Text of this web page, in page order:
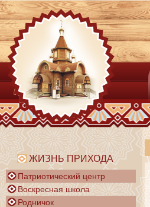
ЖИЗНЬ ПРИХОДА
Патриотический центр
Воскресная школа
Родничок